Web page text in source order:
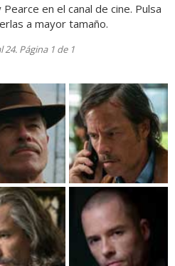
en el canal de cine. Pulsa
a mayor tamaño.
Página 1 de 1